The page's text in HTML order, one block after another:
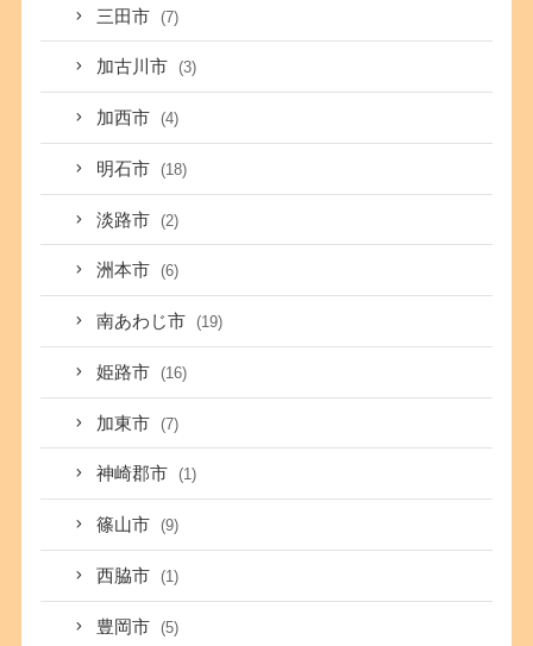
三田市 (7)
加古川市 (3)
加西市 (4)
明石市 (18)
淡路市 (2)
洲本市 (6)
南あわじ市 (19)
姫路市 (16)
加東市 (7)
神崎郡市 (1)
篠山市 (9)
西脇市 (1)
豊岡市 (5)